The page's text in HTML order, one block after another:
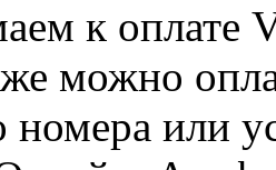
к оплате
можно
или